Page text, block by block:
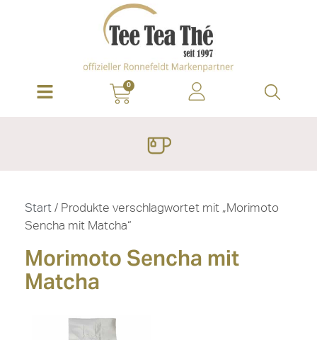
0
Start / Produkte verschlagwortet mit „Morimoto
Sencha mit Matcha“
Morimoto Sencha mit
Matcha